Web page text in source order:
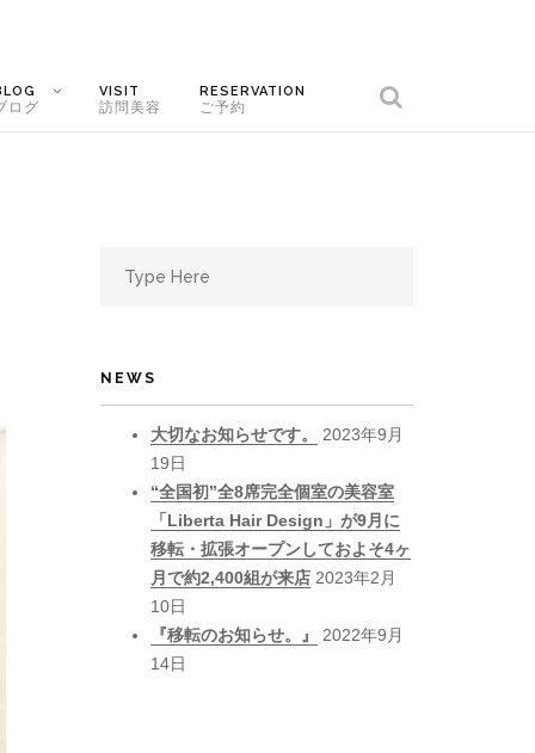
ログ
VISIT
訪問美容
RESERVATION
ご予約
Search
NEWS
大切なお知らせです。
2023年9月
19日
“全国初”全8席完全個室の美容室
「Liberta Hair Design」が9月に
移転・拡張オープンしておよそ4ヶ
月で約2,400組が来店 2023年2月
10日
『移転のお知らせ。』
2022年9月
14日